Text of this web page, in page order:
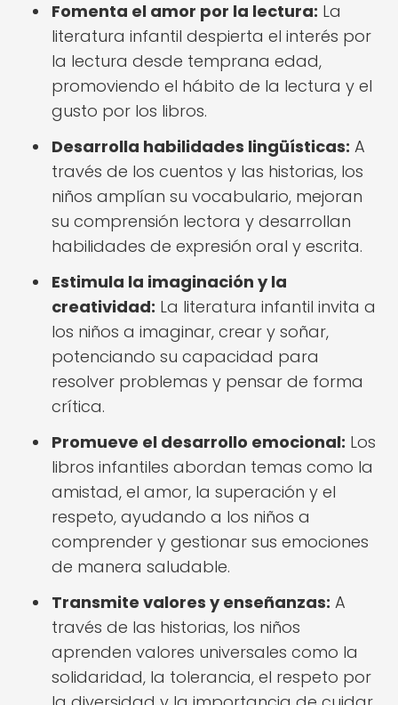
Fomenta el amor por la lectura: La
literatura infantil despierta el interés por
la lectura desde temprana edad,
promoviendo el hábito de la lectura y el
gusto por los libros.
Desarrolla habilidades lingüísticas: A
través de los cuentos y las historias, los
niños amplían su vocabulario, mejoran
su comprensión lectora y desarrollan
habilidades de expresión oral y escrita.
Estimula la imaginación y la
creatividad: La literatura infantil invita a
los niños a imaginar, crear y soñar,
potenciando su capacidad para
resolver problemas y pensar de forma
crítica.
Promueve el desarrollo emocional: Los
libros infantiles abordan temas como la
amistad, el amor, la superación y el
respeto, ayudando a los niños a
comprender y gestionar sus emociones
de manera saludable.
Transmite valores y enseñanzas: A
través de las historias, los niños
aprenden valores universales como la
solidaridad, la tolerancia, el respeto por